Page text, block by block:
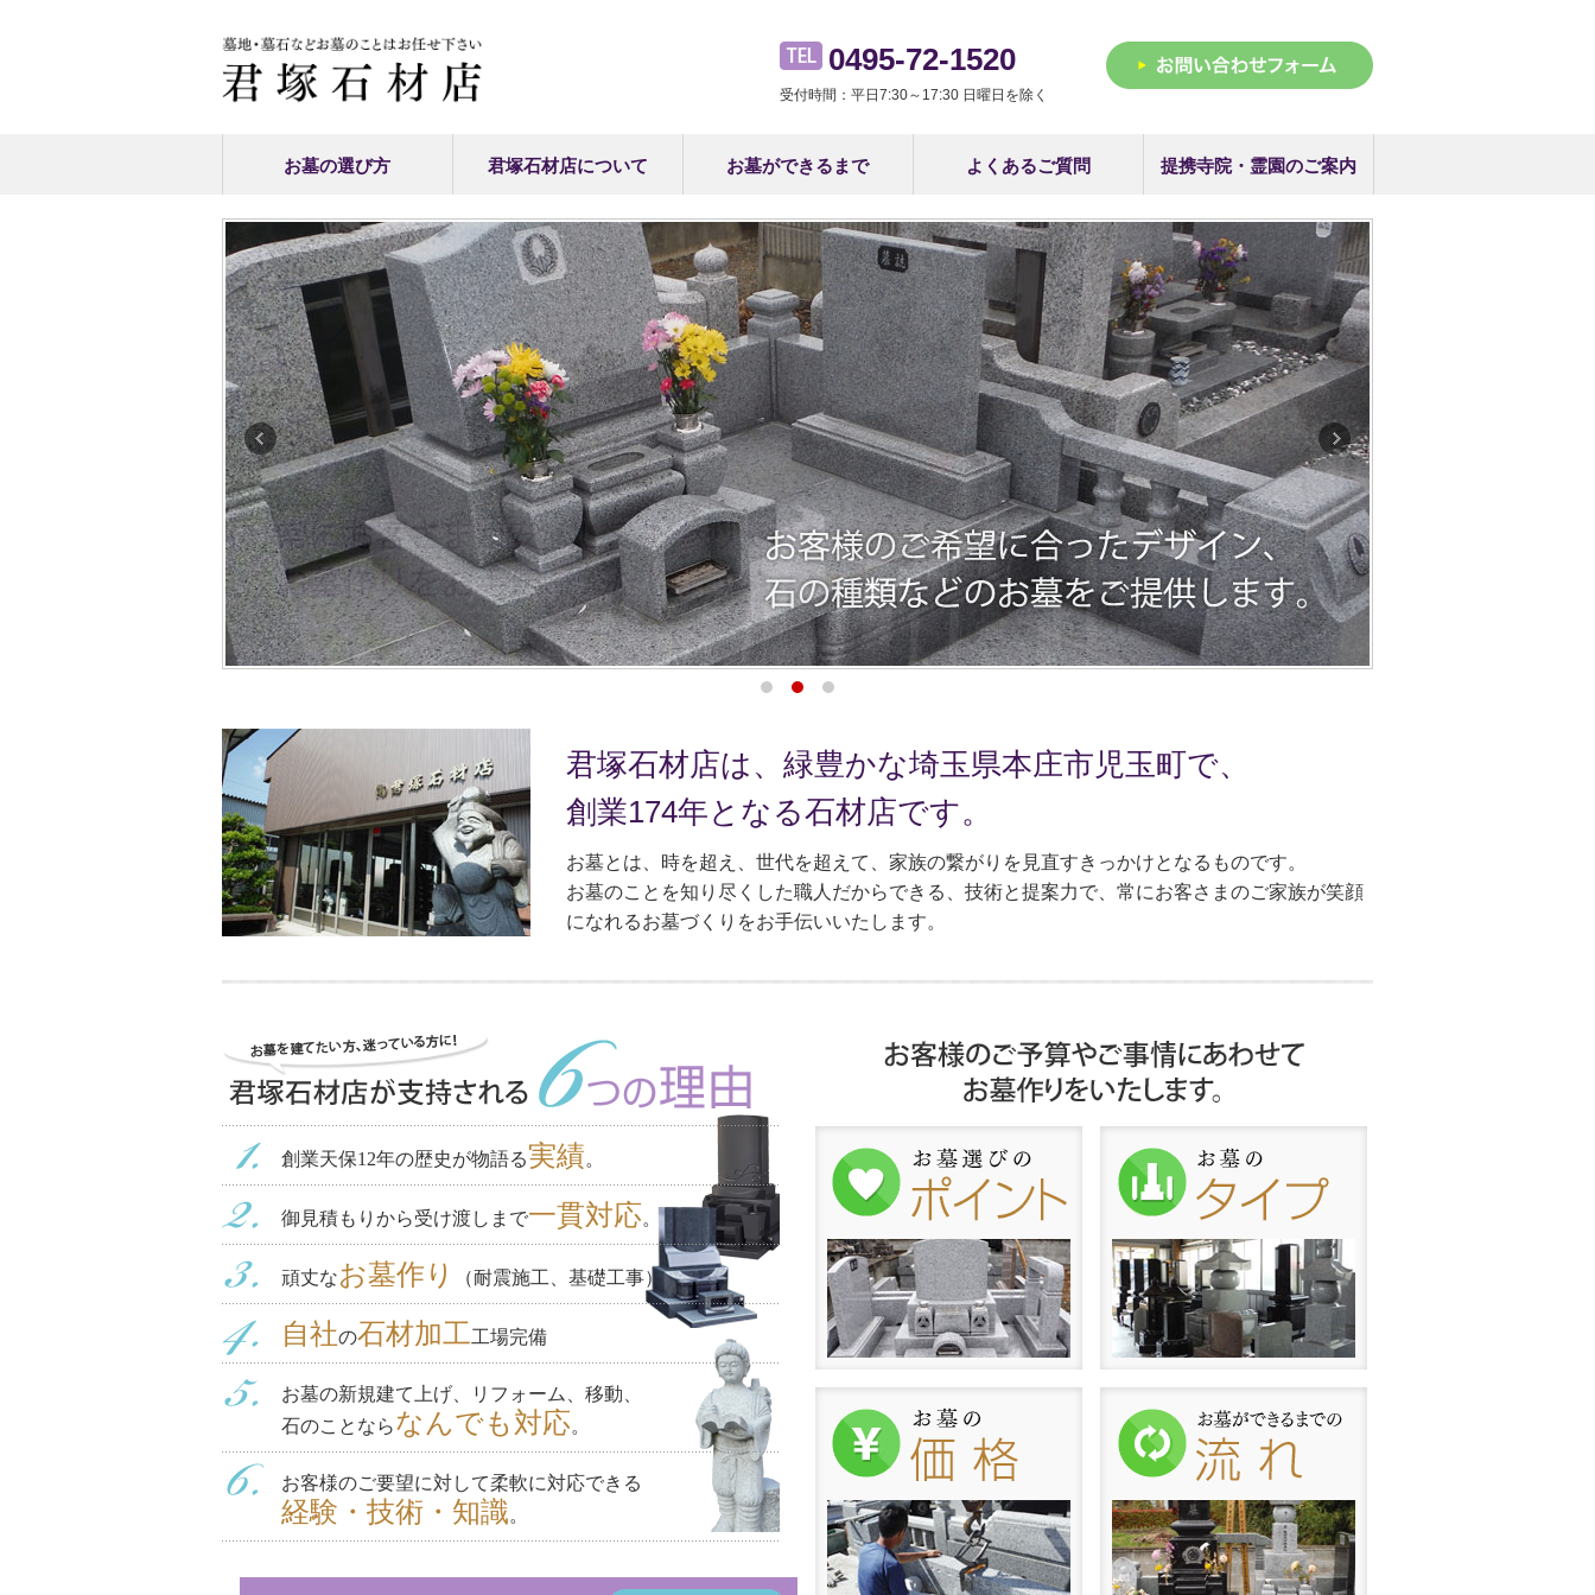
0495-72-1520
受付時間：平日7:30～17:30 日曜日を除く
お墓の選び方 君塚石材店について お墓ができるまで よくあるご質問 提携寺院・霊園のご案内
君塚石材店は、緑豊かな埼玉県本庄市児玉町で、
創業174年となる石材店です。
お墓とは、時を超え、世代を超えて、家族の繋がりを見直すきっかけとなるものです。
お墓のことを知り尽くした職人だからできる、技術と提案力で、常にお客さまのご家族が笑顔
になれるお墓づくりをお手伝いいたします。
創業天保12年の歴史が物語る実績。
御見積もりから受け渡しまで一貫対応。
頑丈なお墓作り （耐震施工、基礎工事）
自社の石材加工工場完備
お墓の新規建て上げ、リフォーム、移動、
石のことならなんでも対応。
お客様のご要望に対して柔軟に対応できる
経験・技術・知識。